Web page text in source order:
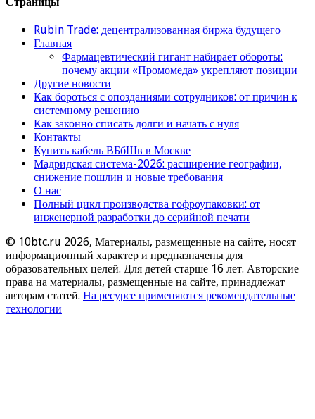
Rubin Trade: децентрализованная биржа будущего
Главная
Фармацевтический гигант набирает обороты:
почему акции «Промомеда» укрепляют позиции
Другие новости
Как бороться с опозданиями сотрудников: от причин к
системному решению
Как законно списать долги и начать с нуля
Контакты
Купить кабель ВБбШв в Москве
Мадридская система-2026: расширение географии,
снижение пошлин и новые требования
О нас
Полный цикл производства гофроупаковки: от
инженерной разработки до серийной печати
© 10btc.ru 2026, Материалы, размещенные на сайте, носят
информационный характер и предназначены для
образовательных целей. Для детей старше 16 лет. Авторские
права на материалы, размещенные на сайте, принадлежат
авторам статей. На ресурсе применяются рекомендательные
технологии